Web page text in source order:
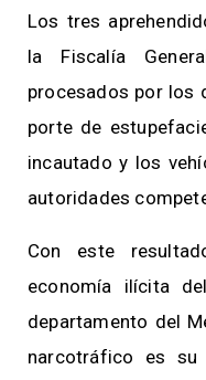
Los tres
la Fiscalía
procesados por los
porte de
incautado y los
autoridades
Con este
economía ilícita
departamento del
narcotráfico es su